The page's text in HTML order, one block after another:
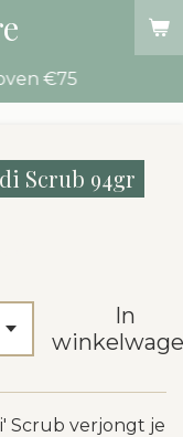
€75
Scrub 94gr
In
Scrub verjongt je